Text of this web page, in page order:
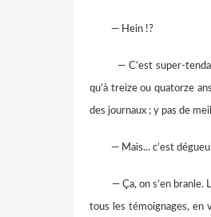
— Hein !?
— C’est super-
qu’à treize ou quatorze
des journaux ; y pas de
— Mais... c’est
— Ça, on s’en branle.
tous les témoignages, en